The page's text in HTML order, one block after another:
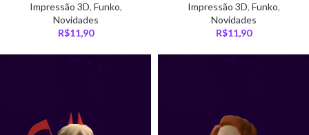
Impressão 3D, Funko,
Novidades
R$11,90
Impressão 3D, Funko,
Novidades
R$11,90